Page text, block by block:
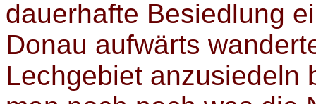
dauerhafte Besiedlung
Donau aufwärts
Lechgebiet anzusiedeln